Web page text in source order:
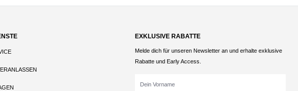
EXKLUSIVE RABATTE
Melde dich für unseren Newsletter an und erhalte exklusive
Rabatte und Early Access.